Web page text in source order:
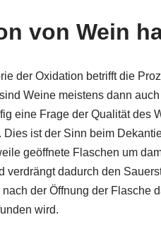
von Wein
der Oxidation betrifft die
Weine meistens dann
eine Frage der Qualität des
Dies ist der Sinn beim
geöffnete Flaschen um
verdrängt dadurch den
der Öffnung der Flasche
wird.